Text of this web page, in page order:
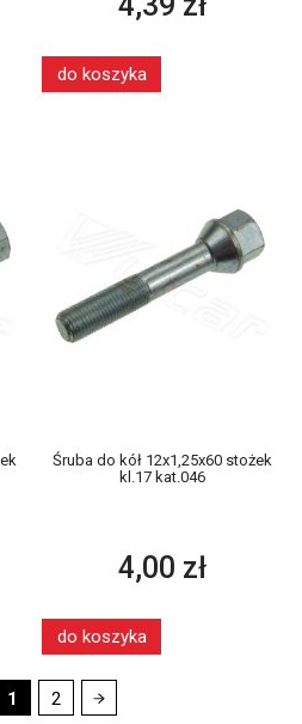
do koszyka
Śruba do kół 12x1,25x60 stożek
kl.17 kat.046
4,00 zł
do koszyka
1 2